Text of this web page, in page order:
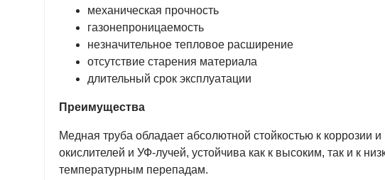
механическая прочность
газонепроницаемость
незначительное тепловое расширение
отсутствие старения материала
длительный срок эксплуатации
Преимущества
Медная труба обладает абсолютной стойкостью к коррозии
окислителей и УФ-лучей, устойчива как к высоким, так и к
температурным перепадам.